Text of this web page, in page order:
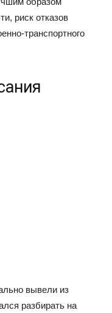
риск отказов
транспортного
вывели из
разбирать на